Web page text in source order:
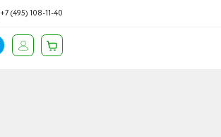
+7 (495) 108-11-40